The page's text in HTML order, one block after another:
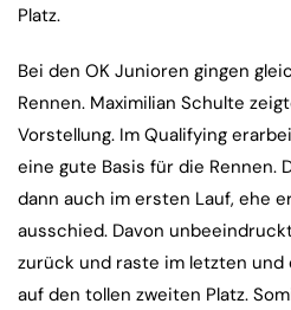
Platz.
Bei den OK Junioren gingen
Rennen. Maximilian Schulte
Vorstellung. Im Qualifying
eine gute Basis für die Rennen.
dann auch im ersten Lauf, ehe
ausschied. Davon
zurück und raste im letzten
auf den tollen zweiten Platz.